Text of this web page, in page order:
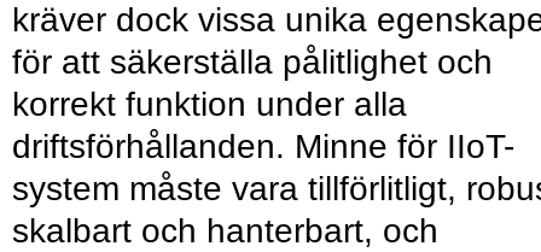
kräver dock vissa unika
för att säkerställa pålitlighet och
korrekt funktion under alla
driftsförhållanden. Minne för IIoT-
system måste vara tillförlitligt,
skalbart och hanterbart, och